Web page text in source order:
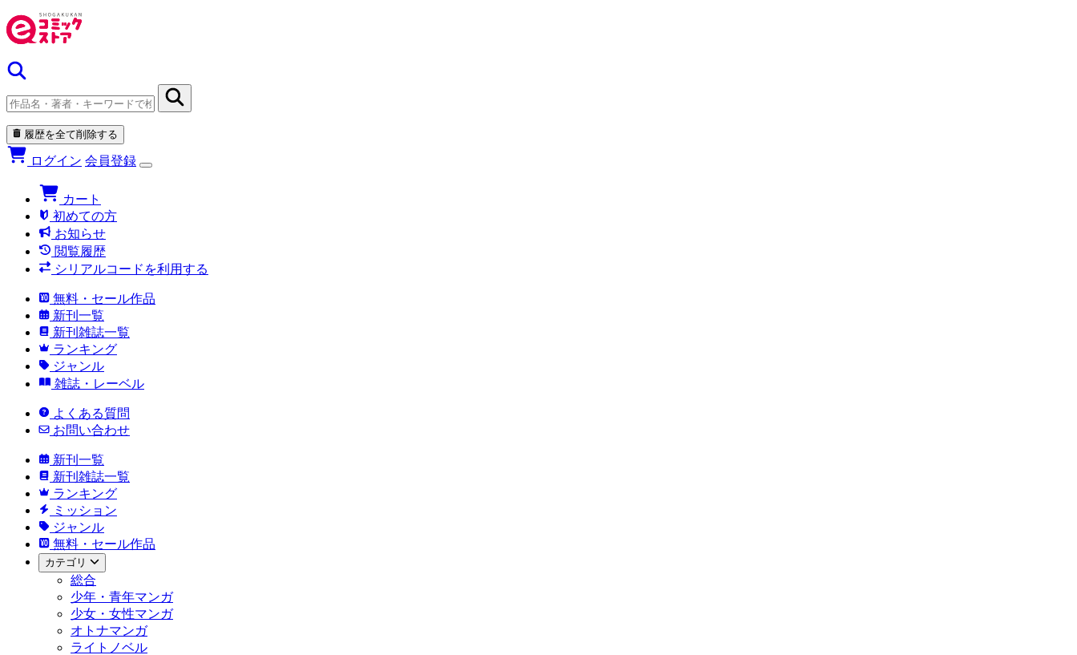
履歴を全て削除する
ログイン 会員登録
カート
初めての方
お知らせ
閲覧履歴
シリアルコードを利用する
無料・セール作品
新刊一覧
新刊雑誌一覧
ランキング
ジャンル
雑誌・レーベル
よくある質問
お問い合わせ
新刊一覧
新刊雑誌一覧
ランキング
ミッション
ジャンル
無料・セール作品
カテゴリ
総合
少年・青年マンガ
少女・女性マンガ
オトナマンガ
ライトノベル